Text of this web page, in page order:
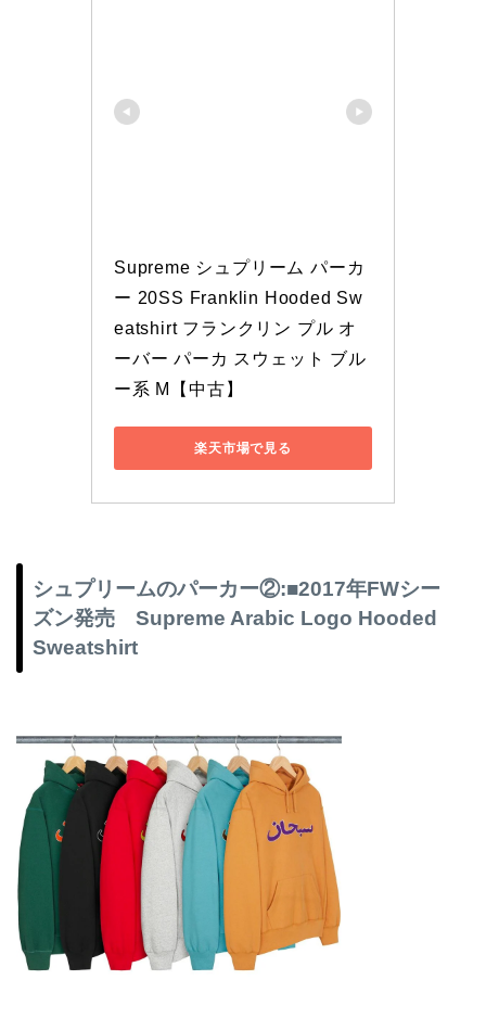
Supreme シュプリーム パーカ
ー 20SS Franklin Hooded Sw
eatshirt フランクリン プル オ
ーバー パーカ スウェット ブル
ー系 M【中古】
楽天市場で見る
シュプリームのパーカー②:■2017年FWシー
ズン発売 Supreme Arabic Logo Hooded
Sweatshirt